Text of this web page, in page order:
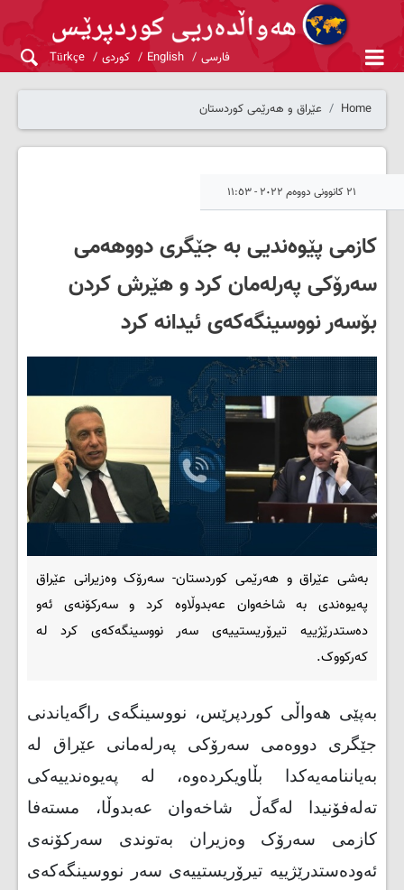
فارسی English کوردی Türkçe
Home عێراق و هەرێمی کوردستان
٢١ کانوونی دووەم ٢٠٢٢ - ١١:٥٣
کازمی پێوەندیی بە جێگری دووهەمی
سەرۆکی پەرلەمان کرد و هێرش کردن
بۆسەر نووسینگەکەی ئیدانە کرد
بەشی عێراق و هەرێمی کوردستان- سه‌رۆک وه‌زیرانی عێراق
په‌یوه‌ندی به‌ شاخه‌وان عه‌بدوڵاوه‌ کرد‌ و سه‌رکۆنه‌ی‌ ئه‌و
ده‌ستدرێژییه‌ تیرۆریستییه‌ی‌ سه‌ر نووسینگه‌که‌ی کرد له
‌که‌رکووک.
بەپێی هەواڵی کوردپرێس، نووسینگه‌ی‌ راگه‌یاندنی‌
جێگری‌ دووه‌می سه‌رۆکی‌ په‌رله‌مانی عێراق له‌
به‌یاننامه‌یه‌کدا بڵاویکرده‌وه‌، له ‌په‌یوه‌ندییه‌کی‌
ته‌له‌فۆنیدا له‌گه‌ڵ شاخه‌وان عه‌بدوڵا، مسته‌فا
کازمی‌ سه‌رۆک وه‌زیران ‌به‌توندی‌ سه‌رکۆنه‌ی‌
ئه‌وده‌ستدرێژییه‌ تیرۆریستییه‌ی‌ سه‌ر نووسینگه‌که‌ی